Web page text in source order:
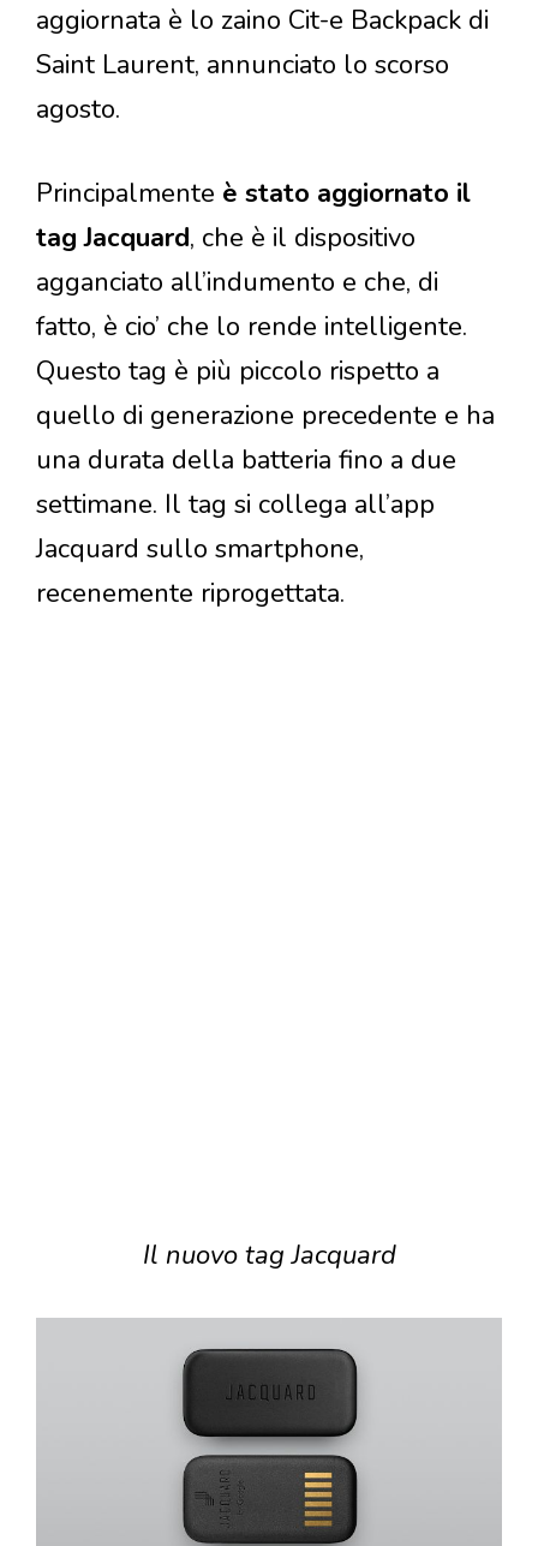
aggiornata è lo zaino Cit-e Backpack di
Saint Laurent, annunciato lo scorso
agosto.
Principalmente è stato aggiornato il
tag Jacquard, che è il dispositivo
agganciato all’indumento e che, di
fatto, è cio’ che lo rende intelligente.
Questo tag è più piccolo rispetto a
quello di generazione precedente e ha
una durata della batteria fino a due
settimane. Il tag si collega all’app
Jacquard sullo smartphone,
recenemente riprogettata.
Il nuovo tag Jacquard